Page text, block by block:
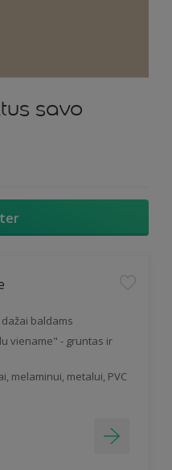
savo
baldams
viename" - gruntas ir
melaminui, metalui, PVC